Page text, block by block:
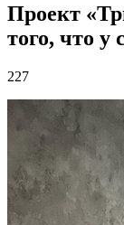
Проект
того, что у
227